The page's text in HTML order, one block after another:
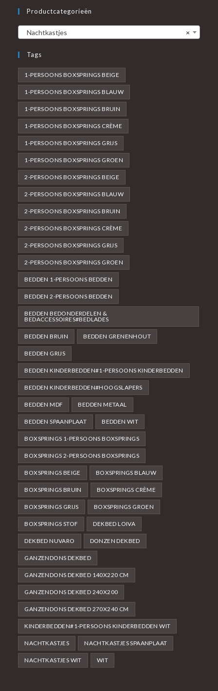
Productcategorieën
×
Nachtkastjes
Tags
1-PERSOONS BOXSPRINGS BEIGE
1-PERSOONS BOXSPRINGS BLAUW
1-PERSOONS BOXSPRINGS BRUIN
1-PERSOONS BOXSPRINGS CRÈME
1-PERSOONS BOXSPRINGS GRIJS
1-PERSOONS BOXSPRINGS GROEN
2-PERSOONS BOXSPRINGS BEIGE
2-PERSOONS BOXSPRINGS BLAUW
2-PERSOONS BOXSPRINGS BRUIN
2-PERSOONS BOXSPRINGS CRÈME
2-PERSOONS BOXSPRINGS GRIJS
2-PERSOONS BOXSPRINGS GROEN
BEDDEN 1-PERSOONS BEDDEN
BEDDEN 2-PERSOONS BEDDEN
BEDDEN BEDONDERDELEN &
BEDACCESSOIRES#BEDLADES
BEDDEN BRUIN BEDDEN GRENENHOUT
BEDDEN GRIJS
BEDDEN KINDERBEDDEN#1-PERSOONS KINDERBEDDEN
BEDDEN KINDERBEDDEN#HOOGSLAPERS
BEDDEN MDF BEDDEN METAAL
BEDDEN SPAANPLAAT BEDDEN WIT
BOXSPRINGS 1-PERSOONS BOXSPRINGS
BOXSPRINGS 2-PERSOONS BOXSPRINGS
BOXSPRINGS BEIGE BOXSPRINGS BLAUW
BOXSPRINGS BRUIN BOXSPRINGS CRÈME
BOXSPRINGS GRIJS BOXSPRINGS GROEN
BOXSPRINGS STOF DEKBED LOIVA
DEKBED NUVARO DONZEN DEKBED
GANZENDONS DEKBED
GANZENDONS DEKBED 140X220 CM
GANZENDONS DEKBED 240X200
GANZENDONS DEKBED 270X240 CM
KINDERBEDDEN#1-PERSOONS KINDERBEDDEN WIT
NACHTKASTJES NACHTKASTJES SPAANPLAAT
NACHTKASTJES WIT WIT